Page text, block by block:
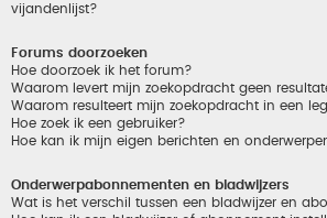
vijandenlijst?
Forums doorzoeken
Hoe doorzoek ik het forum?
Waarom levert mijn zoekopdracht geen
Waarom resulteert mijn zoekopdracht in een
Hoe zoek ik een gebruiker?
Hoe kan ik mijn eigen berichten en
Onderwerpabonnementen en bladwijzers
Wat is het verschil tussen een bladwijzer en